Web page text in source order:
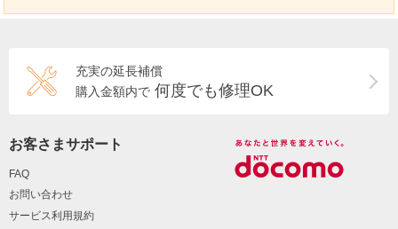
充実の延長補償
購入金額内で 何度でも修理OK
お客さまサポート
FAQ
お問い合わせ
サービス利用規約